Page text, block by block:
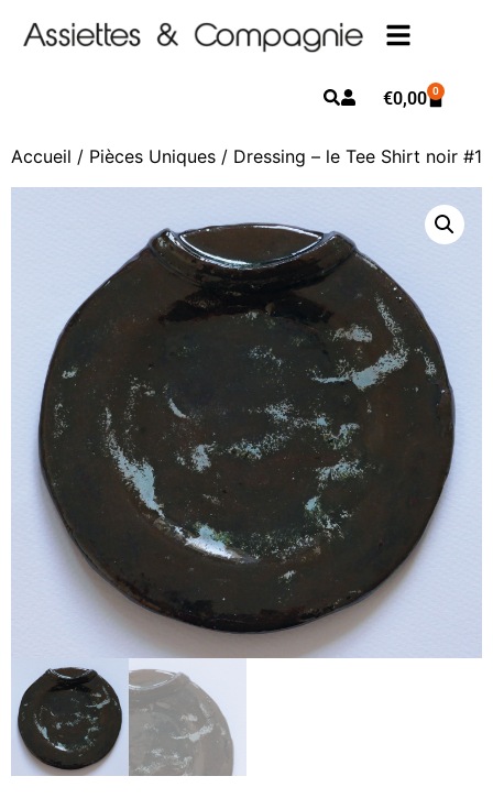
€0,00 0
Accueil / Pièces Uniques / Dressing – le Tee Shirt noir #1